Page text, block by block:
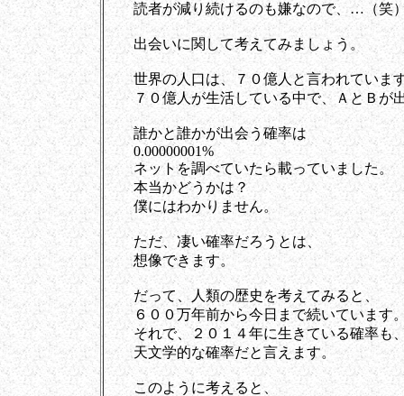
読者が減り続けるのも嫌なので、…（笑
出会いに関して考えてみましょう。
世界の人口は、７０億人と言われていま
７０億人が生活している中で、ＡとＢが
誰かと誰かが出会う確率は
0.00000001%
ネットを調べていたら載っていました。
本当かどうかは？
僕にはわかりません。
ただ、凄い確率だろうとは、
想像できます。
だって、人類の歴史を考えてみると、
６００万年前から今日まで続いています
それで、２０１４年に生きている確率も
天文学的な確率だと言えます。
このように考えると、